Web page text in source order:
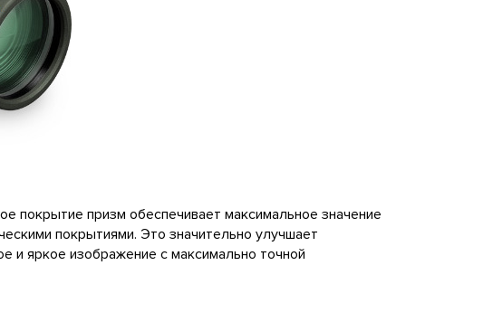
покрытие призм обеспечивает максимальное значение
покрытиями. Это значительно улучшает
и яркое изображение с максимально точной